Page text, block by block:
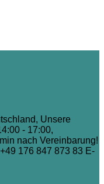
Unsere
- 17:00,
nach Vereinbarung!
176 847 873 83 E-